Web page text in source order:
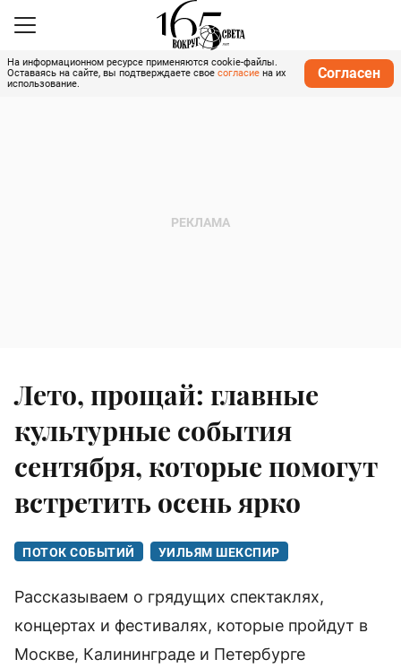
На информационном ресурсе применяются cookie-файлы.
Оставаясь на сайте, вы подтверждаете свое согласие на их
использование.
Согласен
Лето, прощай: главные
культурные события
сентября, которые помогут
встретить осень ярко
ПОТОК СОБЫТИЙ УИЛЬЯМ ШЕКСПИР
Рассказываем о грядущих спектаклях,
концертах и фестивалях, которые пройдут в
Москве, Калининграде и Петербурге